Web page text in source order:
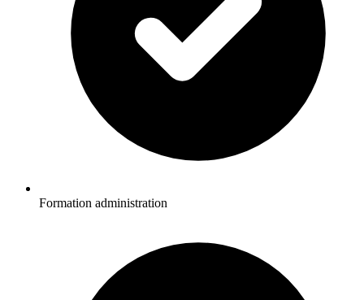
Formation administration